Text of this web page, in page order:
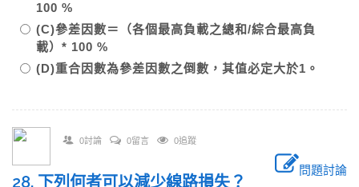
100 %
(C)參差因數＝（各個最高負載之總和/綜合最高負
載）* 100 %
(D)重合因數為參差因數之倒數，其值必定大於1。
0討論 0留言 0追蹤
問題討論
28. 下列何者可以減少線路損失？